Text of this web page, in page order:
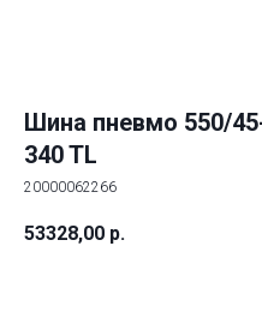
Шина пневмо 550/
340 TL
20000062266
53328,00 р.